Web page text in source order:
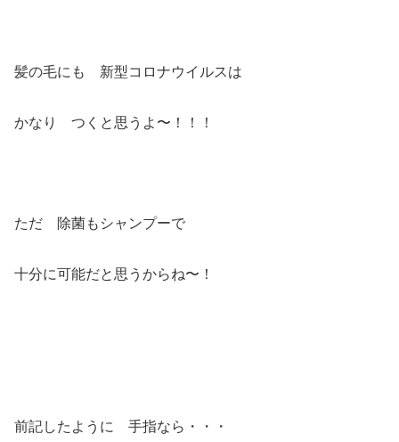
髪の毛にも 新型コロナウイルスは
かなり つくと思うよ〜！！！
ただ 除菌もシャンプーで
十分に可能だと思うからね〜！
前記したように 手指なら・・・